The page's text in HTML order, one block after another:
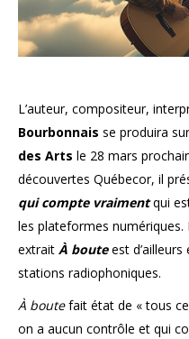
L’auteur, compositeur,
Bourbonnais se produira
des Arts le 28 mars
découvertes Québecor, il
qui compte vraimentqui
les plateformes
extrait À bouteest d’ailleurs
stations radiophoniques.
À boutefait état de « tous
on a aucun contrôle et qui